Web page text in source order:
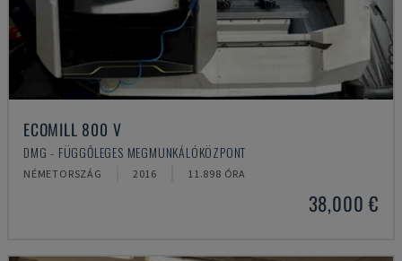
ECOMILL 800 V
DMG - FÜGGŐLEGES MEGMUNKÁLÓKÖZPONT
NÉMETORSZÁG 2016 11.898 ÓRA
38,000 €